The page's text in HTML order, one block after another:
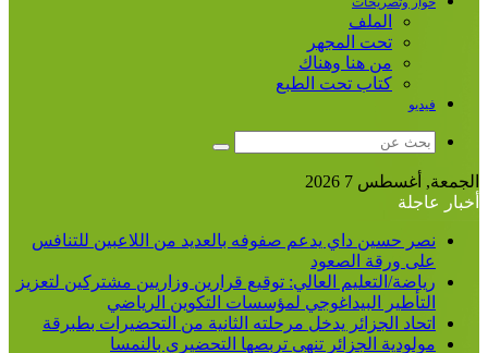
الملف
تحت المجهر
من هنا وهناك
كتاب تحت الطبع
فيديو
بحث
الجمعة, أغسطس 7 2026
أخبار عاجلة
نصر حسين داي يدعم صفوفه بالعديد من اللاعبين للتنافس
على ورقة الصعود
رياضة/التعليم العالي: توقيع قرارين وزاريين مشتركين لتعزيز
التأطير البيداغوجي لمؤسسات التكوين الرياضي
اتحاد الجزائر يدخل مرحلته الثانية من التحضيرات بطبرقة
مولودية الجزائر تنهي تربصها التحضيري بالنمسا